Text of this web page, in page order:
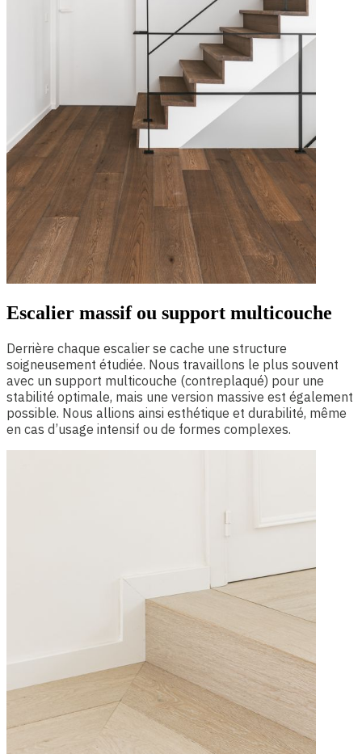
Escalier massif ou support multicouche
Derrière chaque escalier se cache une structure
soigneusement étudiée. Nous travaillons le plus souvent
avec un support multicouche (contreplaqué) pour une
stabilité optimale, mais une version massive est également
possible. Nous allions ainsi esthétique et durabilité, même
en cas d’usage intensif ou de formes complexes.